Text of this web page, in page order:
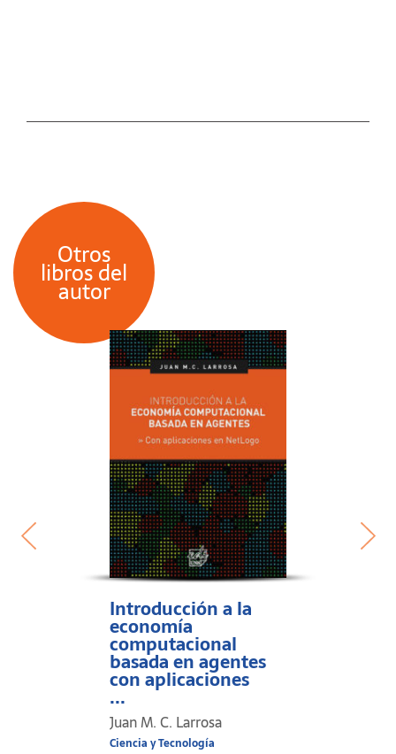
Otros
libros del
autor
Introducción a la
economía
computacional
basada en agentes
con aplicaciones
...
Juan M. C. Larrosa
Ciencia y Tecnología